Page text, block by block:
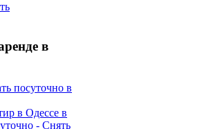
в
посуточно в
в Одессе в
- Снять